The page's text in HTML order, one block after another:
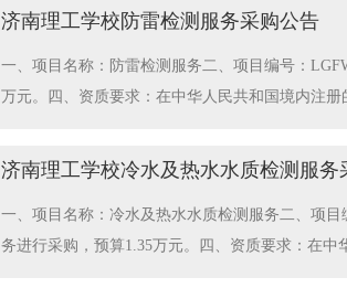
诈勒索等，一定立即告知家长。五、饮食安全1.
让孩子离开自己的视线。七、强化沟通关爱，呵
孩子，多与孩子沟通交流，了解孩子的精神需求
起进行体育锻炼、角色互换、观看影视等活动。
设备和专业技术能力，在经营活动中没有重大违
法：现场投标，投标人必须在2023年8月28日下
尚德楼A306室。七、投标截止时间：2023年8月
同供应商的电子投标(响应)文件上传计算机的网卡
件的内容存在两处以上细节错误一致，且无法合
会保险或者领取报酬的; （六）不同供应商投标(
济南理工学校防雷检测服务采购公告
一、项目名称：防雷检测服务二、项目编号：
万元。四、资质要求：在中华人民共和国境内注
物供货能力。投标时提供：1、营业执照、税务登
后通过专人送达的方式送达至济南理工学校（济
2023年8月28日下午14时九、开标、评标地点：
济南理工学校冷水及热水水质检测服务
一、项目名称：冷水及热水水质检测服务二、项
务进行采购，预算1.35万元。四、资质要求：在